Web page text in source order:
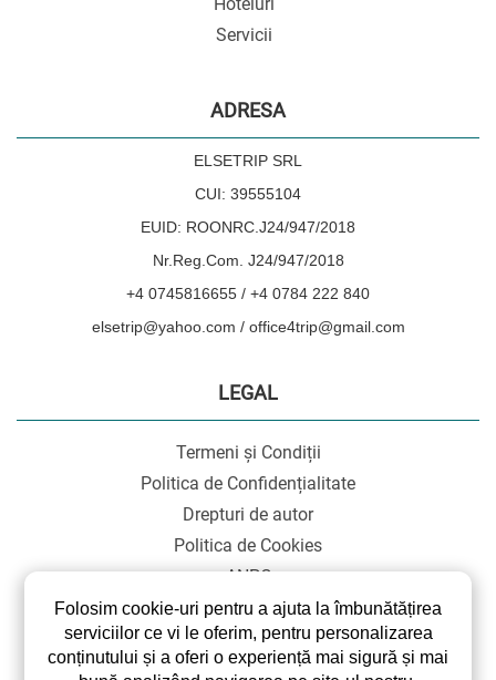
Servicii
ADRESA
ELSETRIP SRL
CUI: 39555104
EUID: ROONRC.J24/947/2018
Nr.Reg.Com. J24/947/2018
+4 0745816655 / +4 0784 222 840
elsetrip@yahoo.com / office4trip@gmail.com
LEGAL
Termeni și Condiții
Politica de Confidențialitate
Drepturi de autor
Politica de Cookies
ANPC
SOL
Folosim cookie-uri pentru a ajuta la îmbunătățirea
serviciilor ce vi le oferim, pentru personalizarea
conținutului și a oferi o experiență mai sigură și mai